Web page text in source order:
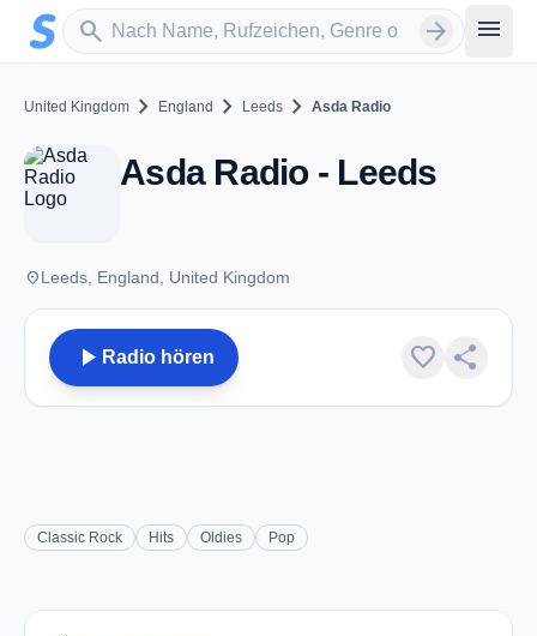
Zum Hauptinhalt springen
search
Sender suchen arrow_forward menu
United Kingdom chevron_right England chevron_right Leeds chevron_right Asda Radio
Asda Radio - Leeds
placeLeeds, England, United Kingdom
play_arrow Radio hören favorite share
Classic Rock Hits Oldies Pop